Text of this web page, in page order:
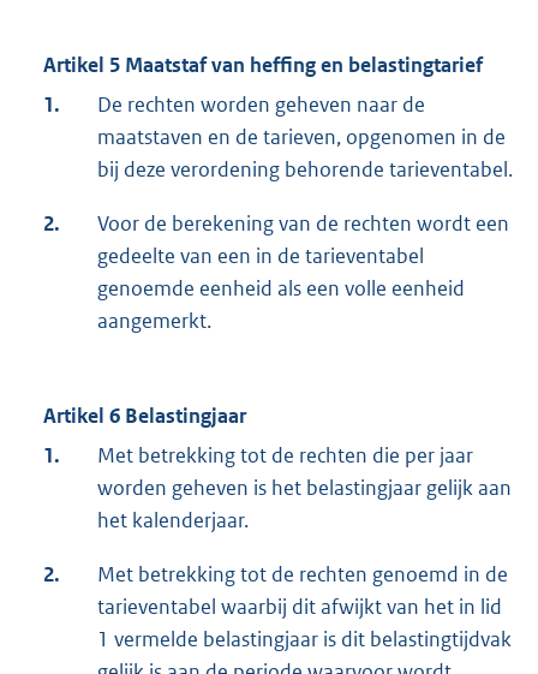
Artikel 5 Maatstaf van heffing en belastingtarief
1.
De rechten worden geheven naar de
maatstaven en de tarieven, opgenomen in de
bij deze verordening behorende tarieventabel.
2.
Voor de berekening van de rechten wordt een
gedeelte van een in de tarieventabel
genoemde eenheid als een volle eenheid
aangemerkt.
Artikel 6 Belastingjaar
1.
Met betrekking tot de rechten die per jaar
worden geheven is het belastingjaar gelijk aan
het kalenderjaar.
2.
Met betrekking tot de rechten genoemd in de
tarieventabel waarbij dit afwijkt van het in lid
1 vermelde belastingjaar is dit belastingtijdvak